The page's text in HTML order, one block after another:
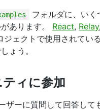
フォルダに、いく
あります。 React, Relay
ジェクトで使用されてい
ょう。
ィに参加
ザーに質問して回答して